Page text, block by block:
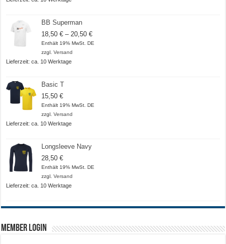
BB Superman
18,50€ – 20,50€Preisspanne:
18,50 €
Enthält 19% MwSt. DE
zzgl.Versand
Lieferzeit: ca. 10 Werktage
Basic T
15,50€
Enthält 19% MwSt. DE
zzgl.Versand
Lieferzeit: ca. 10 Werktage
Longsleeve Navy
28,50€
Enthält 19% MwSt. DE
zzgl.Versand
Lieferzeit: ca. 10 Werktage
Member Login